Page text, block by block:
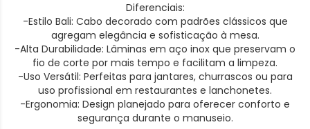
Diferenciais:
-Estilo Bali: Cabo decorado com padrões clássicos que
agregam elegância e sofisticação à mesa.
-Alta Durabilidade: Lâminas em aço inox que preservam o
fio de corte por mais tempo e facilitam a limpeza.
-Uso Versátil: Perfeitas para jantares, churrascos ou para
uso profissional em restaurantes e lanchonetes.
-Ergonomia: Design planejado para oferecer conforto e
segurança durante o manuseio.